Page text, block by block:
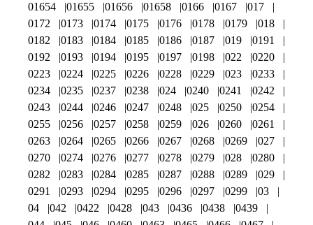
01654
01655 01656 01658 0166 0167
017
0172
0173 0174 0175 0176 0178 0179
018
0182
0183 0184 0185 0186 0187 019
0191
0192
0193 0194 0195 0197 0198 022
0220
0223
0224 0225 0226 0228 0229 023
0233
0234
0235 0237 0238 024 0240 0241
0242
0243
0244 0246 0247 0248 025 0250
0254
0255
0256 0257 0258 0259 026 0260
0261
0263
0264 0265 0266 0267 0268 0269
027
0270
0274 0276 0277 0278 0279 028
0280
0282
0283 0284 0285 0287 0288 0289
029
0291
0293 0294 0295 0296 0297 0299
03
04
042 0422 0428 043 0436 0438
0439